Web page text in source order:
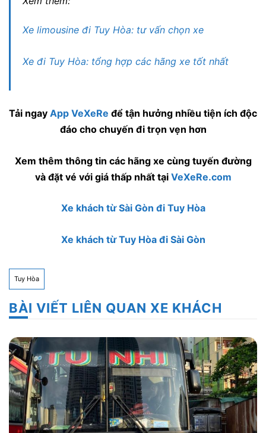
Xe limousine đi Tuy Hòa: tư vấn chọn xe
Xe đi Tuy Hòa: tổng hợp các hãng xe tốt nhất
Tải ngay App VeXeRe để tận hưởng nhiều tiện ích độc
đáo cho chuyến đi trọn vẹn hơn
Xem thêm thông tin các hãng xe cùng tuyến đường
và đặt vé với giá thấp nhất tại VeXeRe.com
Xe khách từ Sài Gòn đi Tuy Hòa
Xe khách từ Tuy Hòa đi Sài Gòn
Tuy Hòa
BÀI VIẾT LIÊN QUAN XE KHÁCH